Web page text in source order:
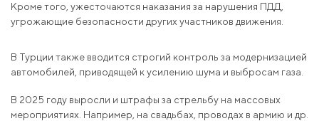
Кроме того, ужесточаются наказания за нарушения ПДД,
угрожающие безопасности других участников движения.
В Турции также вводится строгий контроль за модернизацией
автомобилей, приводящей к усилению шума и выбросам газа.
В 2025 году выросли и штрафы за стрельбу на массовых
мероприятиях. Например, на свадьбах, проводах в армию и др.